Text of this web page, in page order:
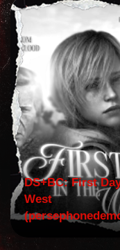
DS+BC: First
West